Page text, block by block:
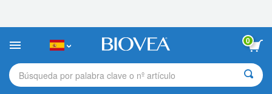
sitio
incluye
sistema
de
0
Búsqueda por palabra clave o nº artículo